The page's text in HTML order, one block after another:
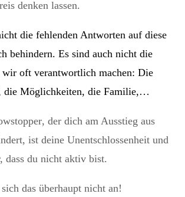
denken lassen.
die fehlenden Antworten auf diese
behindern. Es sind auch nicht die
wir oft verantwortlich machen: Die
die Möglichkeiten, die Familie,…
, der dich am Ausstieg aus
ist deine Unentschlossenheit und
dass du nicht aktiv bist.
das überhaupt nicht an!